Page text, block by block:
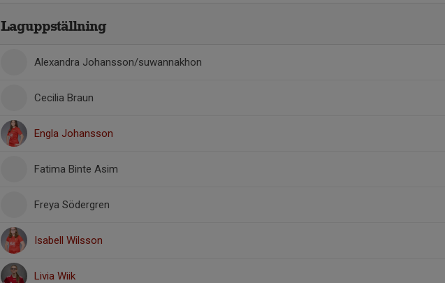
Laguppställning
Alexandra Johansson/suwannakhon
Cecilia Braun
Engla Johansson
Fatima Binte Asim
Freya Södergren
Isabell Wilsson
Livia Wiik